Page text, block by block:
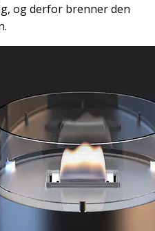
og derfor brenner den